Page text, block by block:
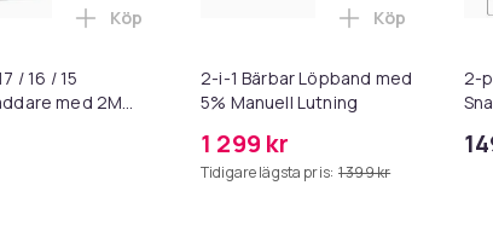
Snabbladdare - Adapter + Kabel 25W lightning -
/ 16 / 15
med 2M
Lägg till iPhone 17 / 16 / 15 Snabbladdare
Köp
2-i-1 Bärbar Löpband med
5% Manuell Lutning
1 299 kr
Tidigare lägsta pris: 1 399 kr
Lägg till 2-i-1
Köp
2-